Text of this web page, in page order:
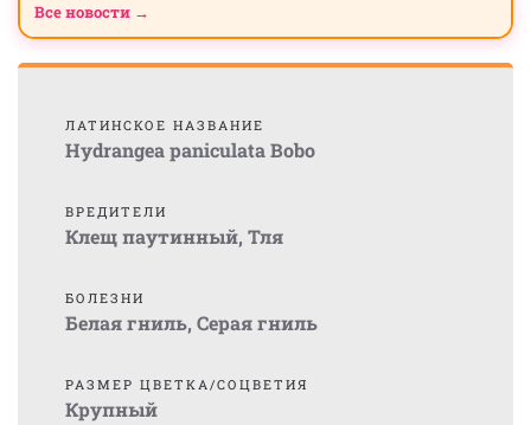
Все новости →
ЛАТИНСКОЕ НАЗВАНИЕ
Hydrangea paniculata Bobo
ВРЕДИТЕЛИ
Клещ паутинный, Тля
БОЛЕЗНИ
Белая гниль, Серая гниль
РАЗМЕР ЦВЕТКА/СОЦВЕТИЯ
Крупный